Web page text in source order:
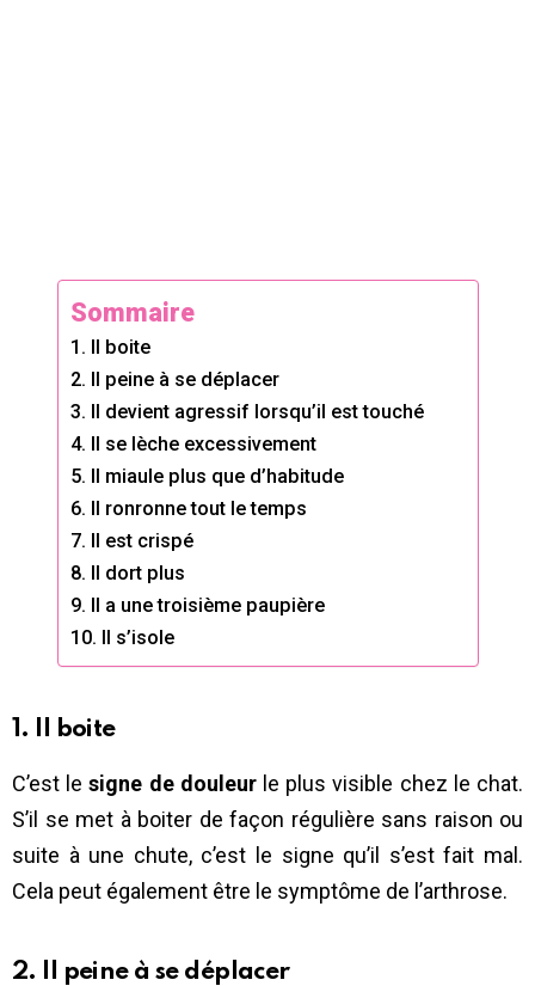
Sommaire
1. Il boite
2. Il peine à se déplacer
3. Il devient agressif lorsqu’il est touché
4. Il se lèche excessivement
5. Il miaule plus que d’habitude
6. Il ronronne tout le temps
7. Il est crispé
8. Il dort plus
9. Il a une troisième paupière
10. Il s’isole
1. Il boite
C’est lesigne de douleurle plus visible chez le chat.
S’il se met à boiter de façon régulière sans raison ou
suite à une chute, c’est le signe qu’il s’est fait mal.
Cela peut également être le symptôme de l’arthrose.
2. Il peine à se déplacer